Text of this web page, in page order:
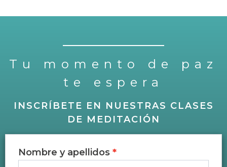
Tu momento de paz
te espera
INSCRÍBETE EN NUESTRAS CLASES
DE MEDITACIÓN
Contacto
clases
Nombre y apellidos *